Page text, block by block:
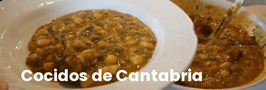
Cocidos de Cantabria